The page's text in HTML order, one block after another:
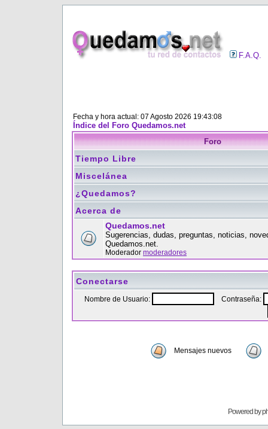
F.A.Q.
Fecha y hora actual: 07 Agosto 2026 19:43:08
Índice del Foro Quedamos.net
Foro
Tiempo Libre
Miscelánea
¿Quedamos?
Acerca de
Quedamos.net
Sugerencias, dudas, preguntas, noticias,
Quedamos.net.
Moderador moderadores
Conectarse
Nombre de Usuario: Contraseña:
Mensajes nuevos
Powered by